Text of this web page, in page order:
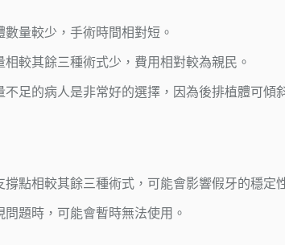
數量較少，手術時間相對短。
相較其餘三種術式少，費用相對較為親民。
不足的病人是非常好的選擇，因為後排植體可傾
撐點相較其餘三種術式，可能會影響假牙的穩定
問題時，可能會暫時無法使用。